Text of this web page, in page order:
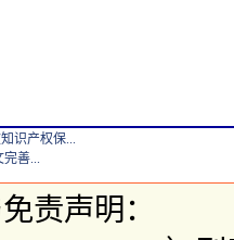
识产权保...
善...
责声明：